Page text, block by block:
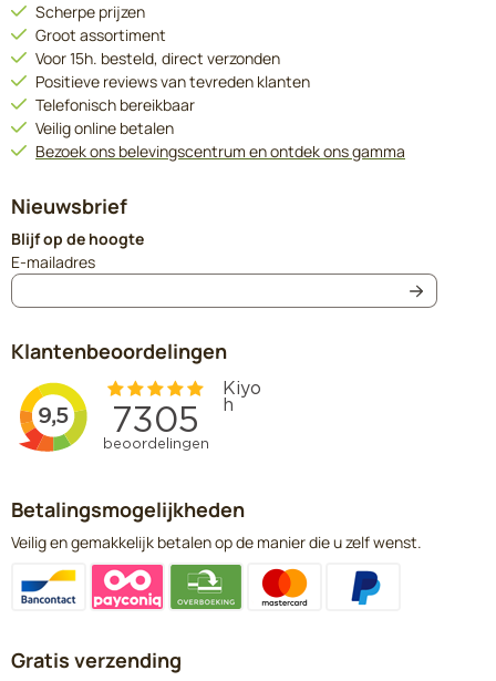
Scherpe prijzen
Groot assortiment
Voor 15h. besteld, direct verzonden
Positieve reviews van tevreden klanten
Telefonisch bereikbaar
Veilig online betalen
Bezoek ons belevingscentrum en ontdek ons gamma
Nieuwsbrief
Blijf op de hoogte
E-mailadresVul je e-mailadres in voor de nieuwsbrief
Klantenbeoordelingen
Betalingsmogelijkheden
Veilig en gemakkelijk betalen op de manier die u zelf wenst.
Gratis verzending